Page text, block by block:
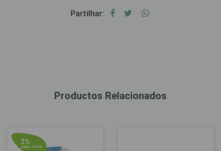
Partilhar:
Productos Relacionados
2%
sobre P.V.P.R